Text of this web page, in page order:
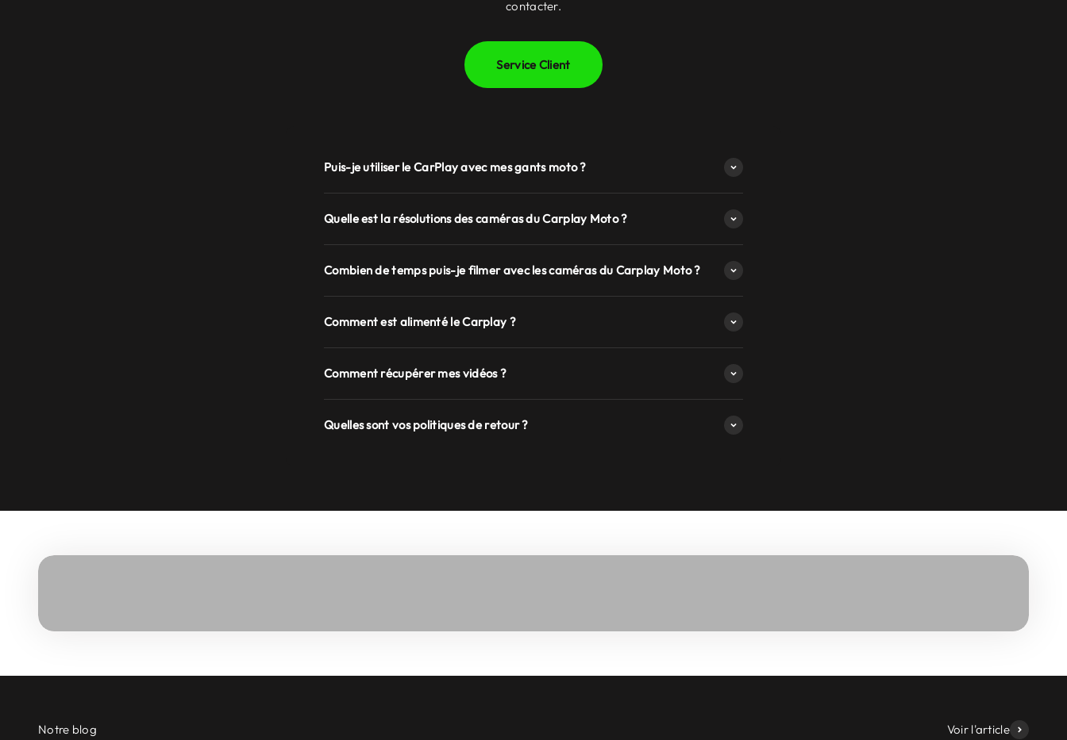
contacter.
Service Client
Puis-je utiliser le CarPlay avec mes gants moto ?
Quelle est la résolutions des caméras du Carplay Moto ?
Combien de temps puis-je filmer avec les caméras du Carplay Moto ?
Comment est alimenté le Carplay ?
Comment récupérer mes vidéos ?
Quelles sont vos politiques de retour ?
filmez vos trajets en continu
Notre blog Voir l'article